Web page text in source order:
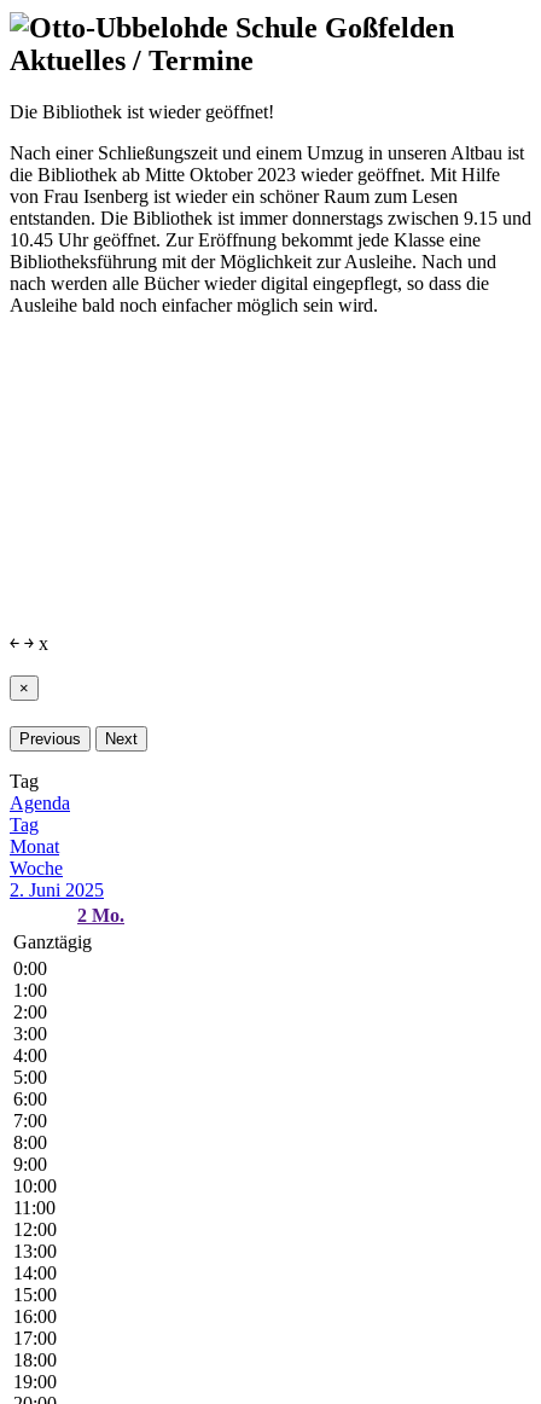
Aktuelles / Termine
Die Bibliothek ist wieder geöffnet!
Nach einer Schließungszeit und einem Umzug in unseren Altbau ist
die Bibliothek ab Mitte Oktober 2023 wieder geöffnet. Mit Hilfe
von Frau Isenberg ist wieder ein schöner Raum zum Lesen
entstanden. Die Bibliothek ist immer donnerstags zwischen 9.15 und
10.45 Uhr geöffnet. Zur Eröffnung bekommt jede Klasse eine
Bibliotheksführung mit der Möglichkeit zur Ausleihe. Nach und
nach werden alle Bücher wieder digital eingepflegt, so dass die
Ausleihe bald noch einfacher möglich sein wird.
￩ ￫ x
×
Previous Next
Tag
Agenda
Tag
Monat
Woche
2. Juni 2025
2 Mo.
Ganztägig
0:00
1:00
2:00
3:00
4:00
5:00
6:00
7:00
8:00
9:00
10:00
11:00
12:00
13:00
14:00
15:00
16:00
17:00
18:00
19:00